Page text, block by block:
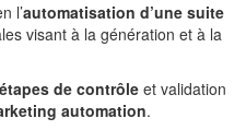
l’automatisation d’une suite
visant à la génération et à la
étapes de contrôle et validation
automation.